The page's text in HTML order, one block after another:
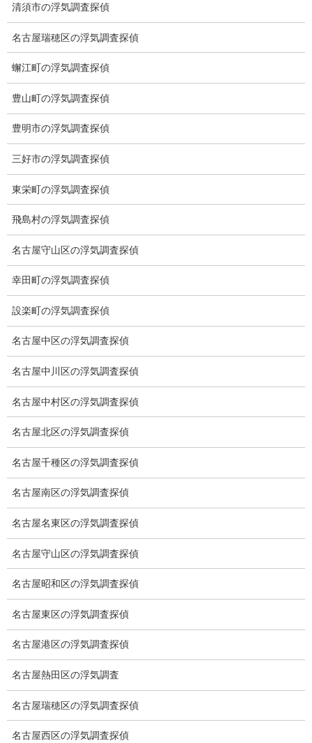
メニュー
トップ
ワンストップサービス
アフターフォロー
ミライリサーチのお約束
当社のこだわり
契約後の安心と信頼
顧問弁護士のご案内
委任契約
稼働制って何？
探偵
探偵を本業
調査機器
探偵の資格
弁護士紹介
浮気調査
浮気調査プランのご案内
浮気調査の相場
調査費用と調査日数の目安
清須市の浮気調査探偵
名古屋瑞穂区の浮気調査探偵
蠏江町の浮気調査探偵
豊山町の浮気調査探偵
豊明市の浮気調査探偵
三好市の浮気調査探偵
東栄町の浮気調査探偵
飛島村の浮気調査探偵
名古屋守山区の浮気調査探偵
幸田町の浮気調査探偵
設楽町の浮気調査探偵
名古屋中区の浮気調査探偵
名古屋中川区の浮気調査探偵
名古屋中村区の浮気調査探偵
名古屋北区の浮気調査探偵
名古屋千種区の浮気調査探偵
名古屋南区の浮気調査探偵
名古屋名東区の浮気調査探偵
名古屋守山区の浮気調査探偵
名古屋昭和区の浮気調査探偵
名古屋東区の浮気調査探偵
名古屋港区の浮気調査探偵
名古屋熱田区の浮気調査
名古屋瑞穂区の浮気調査探偵
名古屋西区の浮気調査探偵